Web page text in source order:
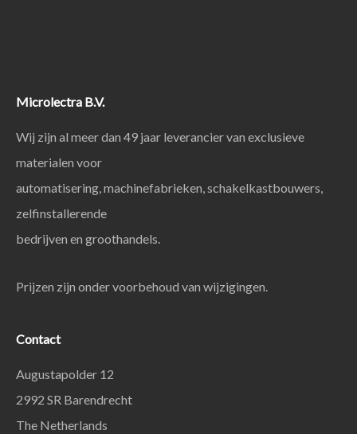
Microlectra B.V.
Wij zijn al meer dan 49 jaar leverancier van exclusieve
materialen voor
automatisering, machinefabrieken, schakelkastbouwers,
zelfinstallerende
bedrijven en groothandels.
Prijzen zijn onder voorbehoud van wijzigingen.
Contact
Augustapolder 12
2992 SR Barendrecht
The Netherlands